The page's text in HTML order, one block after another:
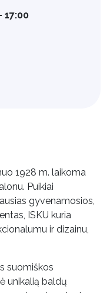
17:00
1928 m. laikoma
Puikiai
gyvenamosios,
ISKU kuria
ir dizainu,
suomiškos
unikalią baldų